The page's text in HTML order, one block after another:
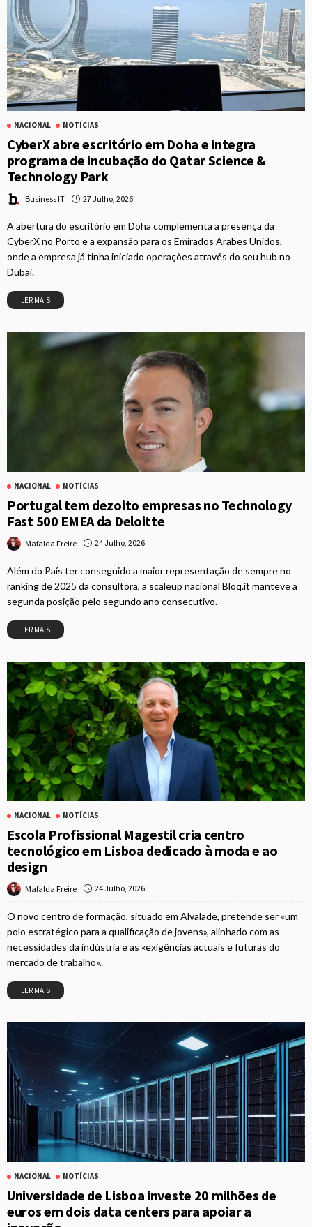
NACIONAL NOTÍCIAS
CyberX abre escritório em Doha e integra
programa de incubação do Qatar Science &
Technology Park
Business IT 27 Julho, 2026
A abertura do escritório em Doha complementa a presença da
CyberX no Porto e a expansão para os Emirados Árabes Unidos,
onde a empresa já tinha iniciado operações através do seu hub no
Dubai.
LER MAIS
NACIONAL NOTÍCIAS
Portugal tem dezoito empresas no Technology
Fast 500 EMEA da Deloitte
Mafalda Freire 24 Julho, 2026
Além do País ter conseguido a maior representação de sempre no
ranking de 2025 da consultora, a scaleup nacional Bloq.it manteve a
segunda posição pelo segundo ano consecutivo.
LER MAIS
NACIONAL NOTÍCIAS
Escola Profissional Magestil cria centro
tecnológico em Lisboa dedicado à moda e ao
design
Mafalda Freire 24 Julho, 2026
O novo centro de formação, situado em Alvalade, pretende ser «um
polo estratégico para a qualificação de jovens», alinhado com as
necessidades da indústria e as «exigências actuais e futuras do
mercado de trabalho».
LER MAIS
NACIONAL NOTÍCIAS
Universidade de Lisboa investe 20 milhões de
euros em dois data centers para apoiar a